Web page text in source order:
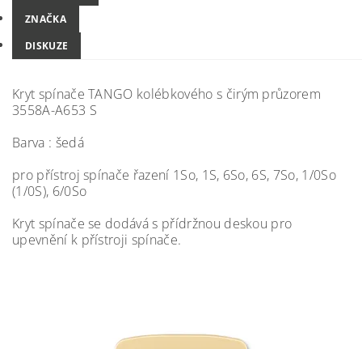
ZNAČKA
DISKUZE
Kryt spínače TANGO kolébkového s čirým průzorem
3558A-A653 S
Barva : šedá
pro přístroj spínače řazení 1So, 1S, 6So, 6S, 7So, 1/0So
(1/0S), 6/0So
Kryt spínače se dodává s přídržnou deskou pro
upevnění k přístroji spínače.